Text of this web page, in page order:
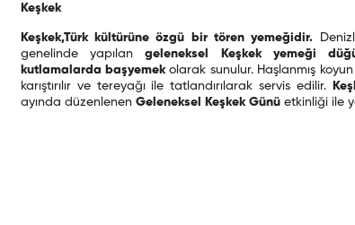
Keşkek
Keşkek,Türk kültürüne özgü bir tören yemeğidir.
genelinde yapılangeleneksel Keşkek yemeği
kutlamalarda başyemekolarak sunulur. Haşlanmış
karıştırılır ve tereyağı ile tatlandırılarak servis edilir.
ayında düzenlenen Geleneksel Keşkek Günüetkinliği ile